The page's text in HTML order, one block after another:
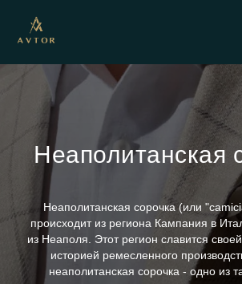
Неаполитанская
Неаполитанская сорочка (или
происходит из региона Кампания в
из Неаполя. Этот регион славится
историей ремесленного
неаполитанская сорочка - одно из